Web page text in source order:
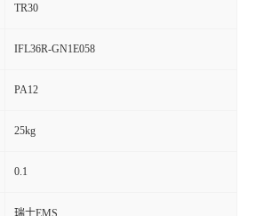
TR30
IFL36R-GN1E058
PA12
25kg
0.1
瑞士EMS